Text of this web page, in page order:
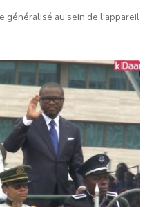
généralisé au sein de l'appareil